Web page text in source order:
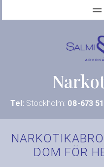
Tel: Stockholm: 08-673
DOM FÖR